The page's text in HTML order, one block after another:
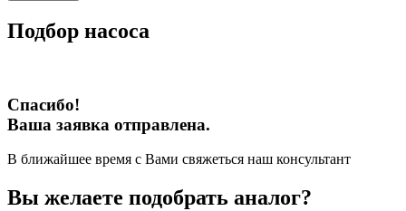
Подбор насоса
Спасибо!
Ваша заявка отправлена.
В ближайшее время с Вами свяжеться наш консультант
Вы желаете подобрать аналог?